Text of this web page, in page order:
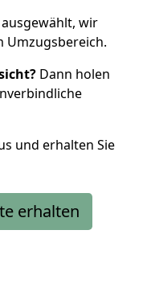
wir
Umzugsbereich.
Dann holen
und erhalten Sie
erhalten